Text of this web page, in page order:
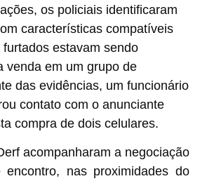
os policiais identificaram
características compatíveis
estavam sendo
venda em um grupo de
das evidências, um funcionário
contato com o anunciante
compra de dois celulares.
acompanharam a negociação
nas proximidades do